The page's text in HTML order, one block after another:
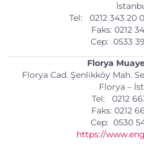
Tel: 0212 343 20
Faks: 0212
Cep: 0533
Florya
Florya Cad. Şenlikköy Mah.
Florya –
Tel: 0212
Faks: 0212
Cep: 0530
https://